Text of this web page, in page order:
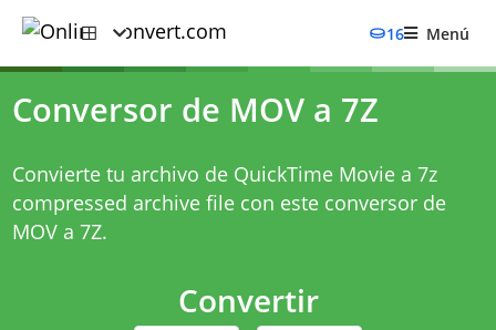
16 Menú
Conversor de MOV a 7Z
Convierte tu archivo de QuickTime Movie a 7z
compressed archive file con este conversor de
MOV a 7Z.
Convertir